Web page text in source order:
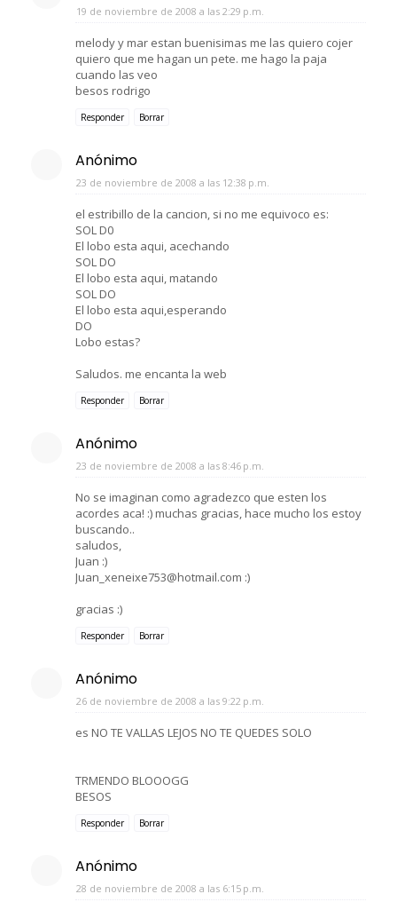
19 de noviembre de 2008 a las 2:29 p.m.
melody y mar estan buenisimas me las quiero cojer
quiero que me hagan un pete. me hago la paja
cuando las veo
besos rodrigo
Responder Borrar
Anónimo
23 de noviembre de 2008 a las 12:38 p.m.
el estribillo de la cancion, si no me equivoco es:
SOL D0
El lobo esta aqui, acechando
SOL DO
El lobo esta aqui, matando
SOL DO
El lobo esta aqui,esperando
DO
Lobo estas?
Saludos. me encanta la web
Responder Borrar
Anónimo
23 de noviembre de 2008 a las 8:46 p.m.
No se imaginan como agradezco que esten los
acordes aca! :) muchas gracias, hace mucho los estoy
buscando..
saludos,
Juan :)
Juan_xeneixe753@hotmail.com :)
gracias :)
Responder Borrar
Anónimo
26 de noviembre de 2008 a las 9:22 p.m.
es NO TE VALLAS LEJOS NO TE QUEDES SOLO
TRMENDO BLOOOGG
BESOS
Responder Borrar
Anónimo
28 de noviembre de 2008 a las 6:15 p.m.